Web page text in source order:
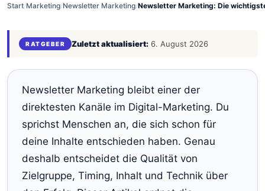
Start/Marketing/Newsletter Marketing/Newsletter Marketing: Die
RATGEBER Zuletzt aktualisiert: 6. August 2026
Newsletter Marketing bleibt einer der
direktesten Kanäle im Digital-Marketing. Du
sprichst Menschen an, die sich schon für
deine Inhalte entschieden haben. Genau
deshalb entscheidet die Qualität von
Zielgruppe, Timing, Inhalt und Technik über